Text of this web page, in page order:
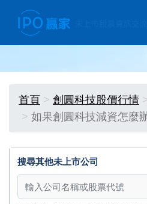
首頁 創圓科技股價行情
如果創圓科技減資怎麼
搜尋其他未上市公司
搜尋其他未上市公司